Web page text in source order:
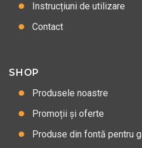
Instrucțiuni de utilizare
Contact
SHOP
Produsele noastre
Promoții și oferte
Produse din fontă pentru